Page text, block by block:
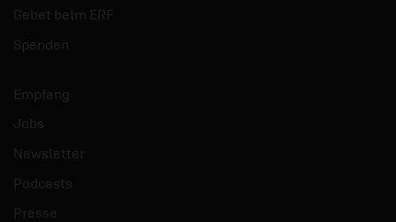
Gebet beim ERF
Spenden
Empfang
Jobs
Newsletter
Podcasts
Presse